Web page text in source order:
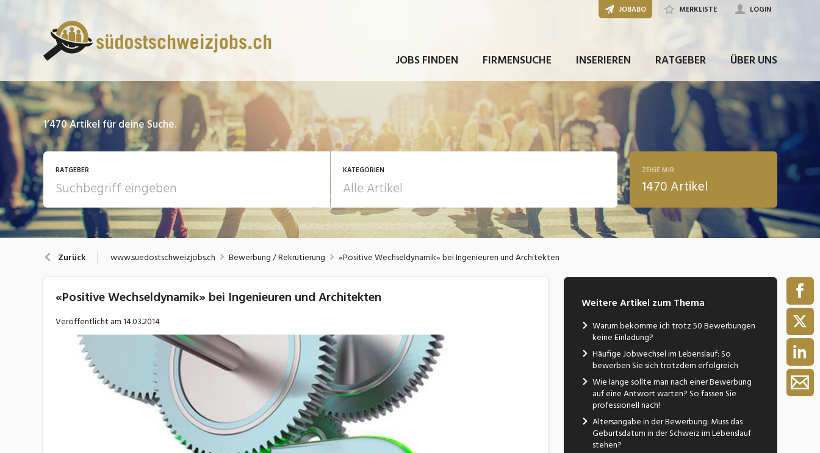
JOBS FINDEN FIRMENSUCHE INSERIEREN RATGEBER ÜBER UNS
JOBABO MERKLISTE LOGIN
1’470Artikel für deine Suche.
RATGEBER KATEGORIEN
13 Fragen - 13 Antworten Arbeit
Ausbildung / Weiterbildung
Bewerbung / Rekrutierung
ZEIGE MIR
1470 Artikel
Zurück www.suedostschweizjobs.ch Bewerbung / Rekrutierung «Positive Wechseldynamik» bei Ingenieuren und Architekten
«Positive Wechseldynamik» bei Ingenieuren und Architekten
Veröffentlicht am14.03.2014
Weitere Artikel zum Thema
Warum bekomme ich trotz 50 Bewerbungen
keine Einladung?
Häufige Jobwechsel im Lebenslauf: So
bewerben Sie sich trotzdem erfolgreich
Wie lange sollte man nach einer Bewerbung
auf eine Antwort warten? So fassen Sie
professionell nach!
Altersangabe in der Bewerbung: Muss das
Geburtsdatum in der Schweiz im Lebenslauf
stehen?